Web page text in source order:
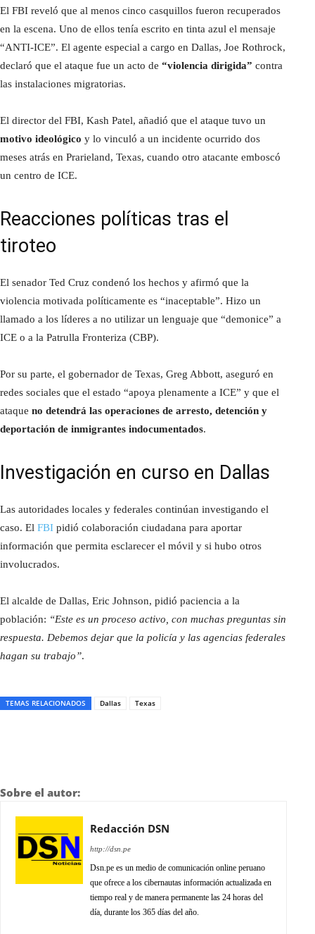
El FBI reveló que al menos cinco casquillos fueron recuperados
en la escena. Uno de ellos tenía escrito en tinta azul el mensaje
“ANTI-ICE”. El agente especial a cargo en Dallas, Joe Rothrock,
declaró que el ataque fue un acto de “violencia dirigida” contra
las instalaciones migratorias.
El director del FBI, Kash Patel, añadió que el ataque tuvo un
motivo ideológico y lo vinculó a un incidente ocurrido dos
meses atrás en Prarieland, Texas, cuando otro atacante emboscó
un centro de ICE.
Reacciones políticas tras el
tiroteo
El senador Ted Cruz condenó los hechos y afirmó que la
violencia motivada políticamente es “inaceptable”. Hizo un
llamado a los líderes a no utilizar un lenguaje que “demonice” a
ICE o a la Patrulla Fronteriza (CBP).
Por su parte, el gobernador de Texas, Greg Abbott, aseguró en
redes sociales que el estado “apoya plenamente a ICE” y que el
ataque no detendrá las operaciones de arresto, detención y
deportación de inmigrantes indocumentados.
Investigación en curso en Dallas
Las autoridades locales y federales continúan investigando el
caso. El FBI pidió colaboración ciudadana para aportar
información que permita esclarecer el móvil y si hubo otros
involucrados.
El alcalde de Dallas, Eric Johnson, pidió paciencia a la
población: “Este es un proceso activo, con muchas preguntas sin
respuesta. Debemos dejar que la policía y las agencias federales
hagan su trabajo”.
TEMAS RELACIONADOS Dallas Texas
Sobre el autor:
Redacción DSN
http://dsn.pe
Dsn.pe es un medio de comunicación online peruano
que ofrece a los cibernautas información actualizada en
tiempo real y de manera permanente las 24 horas del
día, durante los 365 días del año.